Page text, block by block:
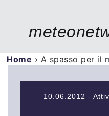
Home › A spasso per il
10.06.2012 -